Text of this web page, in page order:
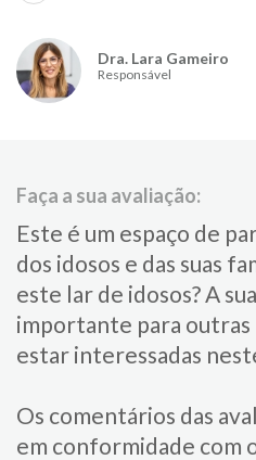
Dra. Lara Gameiro
Responsável
Faça a sua avaliação:
Este é um espaço de
dos idosos e das suas
este lar de idosos?​ ​A
importante para​ outras
estar interessadas
Os comentários das
em conformidade com